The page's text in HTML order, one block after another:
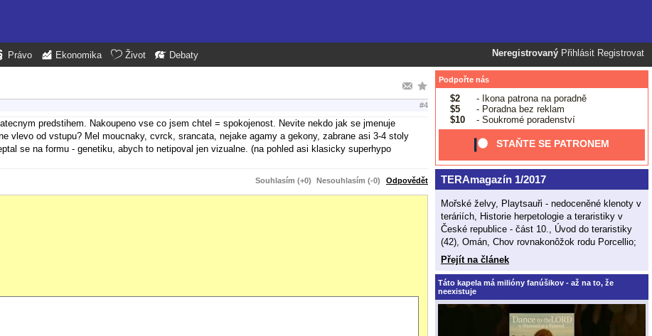
Neregistrovaný Přihlásit Registrovat
Právo Ekonomika Život Debaty
#4
predstihem. Nakoupeno vse co jsem chtel = spokojenost. Nevite nekdo jak se jmenuje
vlevo od vstupu? Mel moucnaky, cvrck, srancata, nejake agamy a gekony, zabrane asi 3-4 stoly
se na formu - genetiku, abych to netipoval jen vizualne. (na pohled asi klasicky superhypo
Souhlasím (+0) Nesouhlasím (-0) Odpovědět
Podpořte nás
$2
- Ikona patrona na poradně
$5
- Poradna bez reklam
$10
- Soukromé poradenství
STAŇTE SE PATRONEM
TERAmagazín 1/2017
Mořské želvy, Playtsauři - nedoceněné klenoty v
teráriích, Historie herpetologie a teraristiky v
České republice - část 10., Úvod do teraristiky
(42), Omán, Chov rovnakonôžok rodu Porcellio;
Přejít na článek
Táto kapela má milióny fanúšikov - až na to, že
neexistuje